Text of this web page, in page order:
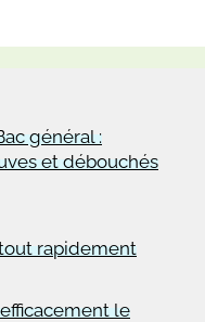
général :
et débouchés
rapidement
le